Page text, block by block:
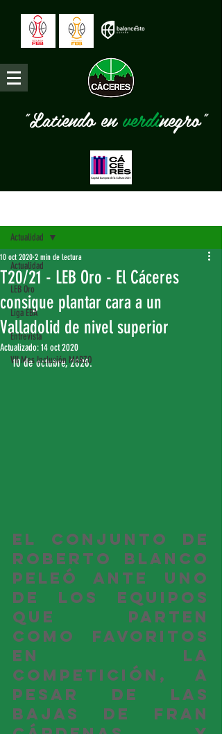
"Latiendo enverdinegro"
Actualidad
LEB Oro
Liga EBA
Entrevista
VII Mes Inclusión MARZO
Actualidad
T20/21 - LEB Oro - El Cáceres
consigue plantar cara a un
Valladolid de nivel superior
10 oct 2020 2 min de lectura
Actualizado:14 oct 2020
10 de octubre, 2020.
El conjunto de
Roberto Blanco
peleó ante uno
de los equipos
que parten
como favoritos
en la
competición, a
pesar de las
bajas de Fran